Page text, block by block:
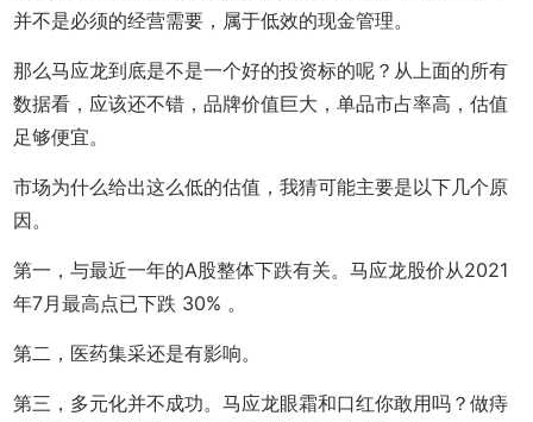
并不是必须的经营需要，属于低效的现金管理。
那么马应龙到底是不是一个好的投资标的呢？从上面的所有
数据看，应该还不错，品牌价值巨大，单品市占率高，估值
足够便宜。
市场为什么给出这么低的估值，我猜可能主要是以下几个原
因。
第一，与最近一年的A股整体下跌有关。马应龙股价从2021
年7月最高点已下跌 30% 。
第二，医药集采还是有影响。
第三，多元化并不成功。马应龙眼霜和口红你敢用吗？做痔